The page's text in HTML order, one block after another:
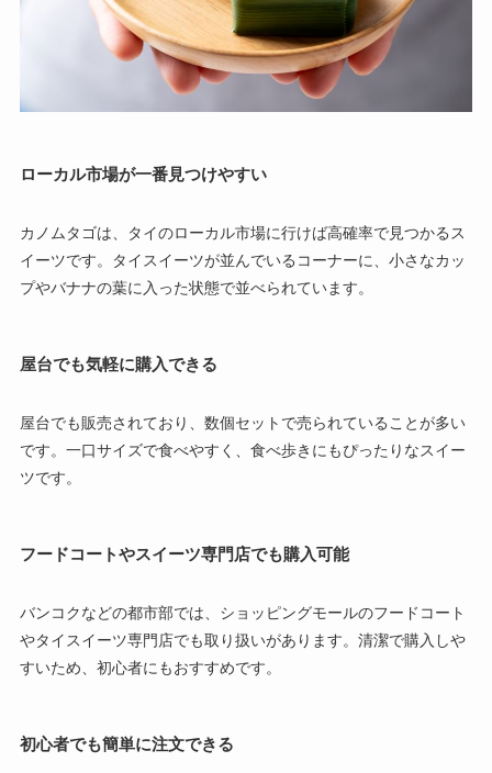
ローカル市場が一番見つけやすい
カノムタゴは、タイのローカル市場に行けば高確率で見つかるス
イーツです。タイスイーツが並んでいるコーナーに、小さなカッ
プやバナナの葉に入った状態で並べられています。
屋台でも気軽に購入できる
屋台でも販売されており、数個セットで売られていることが多い
です。一口サイズで食べやすく、食べ歩きにもぴったりなスイー
ツです。
フードコートやスイーツ専門店でも購入可能
バンコクなどの都市部では、ショッピングモールのフードコート
やタイスイーツ専門店でも取り扱いがあります。清潔で購入しや
すいため、初心者にもおすすめです。
初心者でも簡単に注文できる